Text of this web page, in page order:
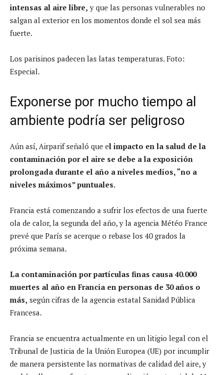
intensas al aire libre, y que las personas vulnerables no
salgan al exterior en los momentos donde el sol sea más
fuerte.
Los parisinos padecen las latas temperaturas. Foto:
Especial.
Exponerse por mucho tiempo al
ambiente podría ser peligroso
Aún así, Airparif señaló que el impacto en la salud de la
contaminación por el aire se debe a la exposición
prolongada durante el año a niveles medios, “no a
niveles máximos” puntuales.
Francia está comenzando a sufrir los efectos de una fuerte
ola de calor, la segunda del año, y la agencia Météo France
prevé que París se acerque o rebase los 40 grados la
próxima semana.
La contaminación por partículas finas causa 40.000
muertes al año en Francia en personas de 30 años o
más, según cifras de la agencia estatal Sanidad Pública
Francesa.
Francia se encuentra actualmente en un litigio legal con el
Tribunal de Justicia de la Unión Europea (UE) por incumplir
de manera persistente las normativas de calidad del aire, y